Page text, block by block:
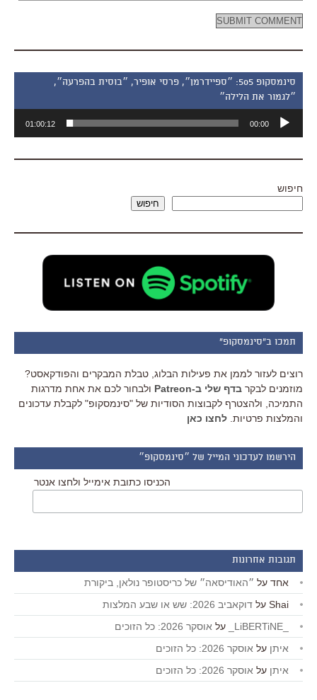
סינמסקופ 505: ״ספיידרמן״, פרסי אופיר, ״בוסית בהפרעה״,
״לגמור את הלילה״
אודיו
00:00
01:00:12
חיפוש
חיפוש
תמכו ב"סינמסקופ"
רוצים לעזור לממן את פעילות הבלוג, טבלת המבקרים והפודקאסט?
מוזמנים לבקר בדף שלי ב-Patreon
ולבחור לכם את אחת מדרגות
התמיכה, ולהצטרף לקבוצות הסודיות של "סינמסקופ" לקבלת עדכונים
והמלצות פרטיות. לחצו כאן
הירשמו לעדכוני המייל של ״סינמסקופ״
הכניסו כתובת אימייל ולחצו אנטר
תגובות אחרונות
אחד על ״האודיסאה״ של כריסטופר נולאן, ביקורת
Shai על דוקאביב 2026: שש או שבע המלצות
על אוסקר 2026: כל הזוכים
איתן על אוסקר 2026: כל הזוכים
איתן על אוסקר 2026: כל הזוכים